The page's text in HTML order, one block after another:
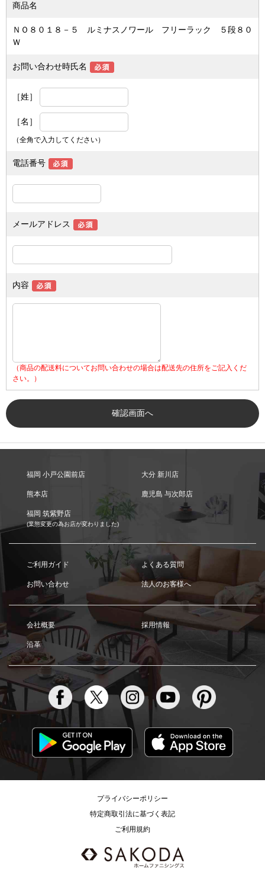
商品名
ＮＯ８０１８－５ ルミナスノワール フリーラック ５段８０
Ｗ
お問い合わせ時氏名
［姓］
［名］
（全角で入力してください）
電話番号
メールアドレス
内容
（商品の配送料についてお問い合わせの場合は配送先の住所をご記入くだ
さい。）
福岡 小戸公園前店 大分 新川店
熊本店 鹿児島 与次郎店
福岡 筑紫野店
(業態変更の為お店が変わりました)
ご利用ガイド よくある質問
お問い合わせ 法人のお客様へ
会社概要 採用情報
沿革
プライバシーポリシー
特定商取引法に基づく表記
ご利用規約